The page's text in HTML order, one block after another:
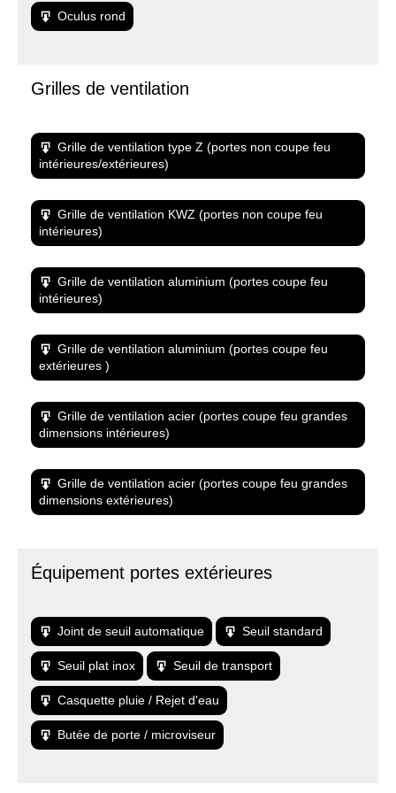
Oculus rond
Grilles de ventilation
Grille de ventilation type Z (portes non coupe feu
intérieures/extérieures)
Grille de ventilation KWZ (portes non coupe feu
intérieures)
Grille de ventilation aluminium (portes coupe feu
intérieures)
Grille de ventilation aluminium (portes coupe feu
extérieures )
Grille de ventilation acier (portes coupe feu grandes
dimensions intérieures)
Grille de ventilation acier (portes coupe feu grandes
dimensions extérieures)
Équipement portes extérieures
Joint de seuil automatique Seuil standard
Seuil plat inox Seuil de transport
Casquette pluie / Rejet d'eau
Butée de porte / microviseur